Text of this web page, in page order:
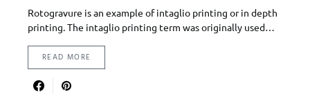
Rotogravure is an example of intaglio printing or in depth
printing. The intaglio printing term was originally used…
READ MORE